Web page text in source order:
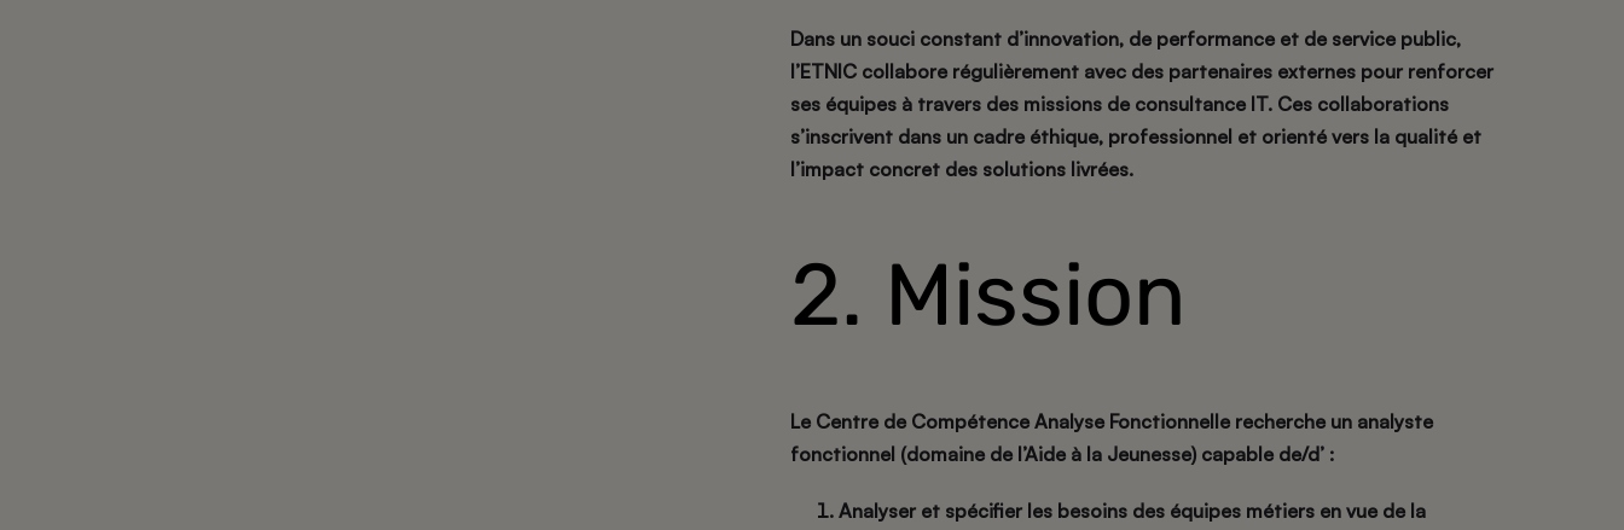
Dans un souci constant d’innovation, de performance et de service public,
l’ETNIC collabore régulièrement avec des partenaires externes pour renforcer
ses équipes à travers des missions de consultance IT. Ces collaborations
s’inscrivent dans un cadre éthique, professionnel et orienté vers la qualité et
l’impact concret des solutions livrées.
2. Mission
Le Centre de Compétence Analyse Fonctionnelle recherche un analyste
fonctionnel (domaine de l’Aide à la Jeunesse) capable de/d’ :
Analyser et spécifier les besoins des équipes métiers en vue de la